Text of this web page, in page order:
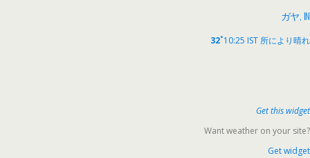
ガヤ, IN
32°10:25 IST 所により晴れ
Get this widget
Want weather on your site?
Get widget